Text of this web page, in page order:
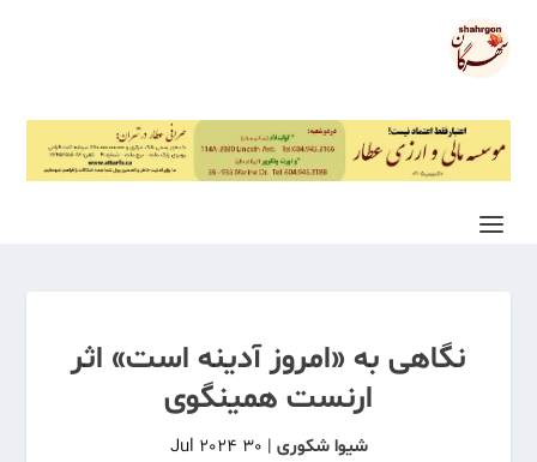
نگاهی به «امروز آدینه است» اثر
ارنست همینگوی
شیوا شکوری |
30 Jul 2024